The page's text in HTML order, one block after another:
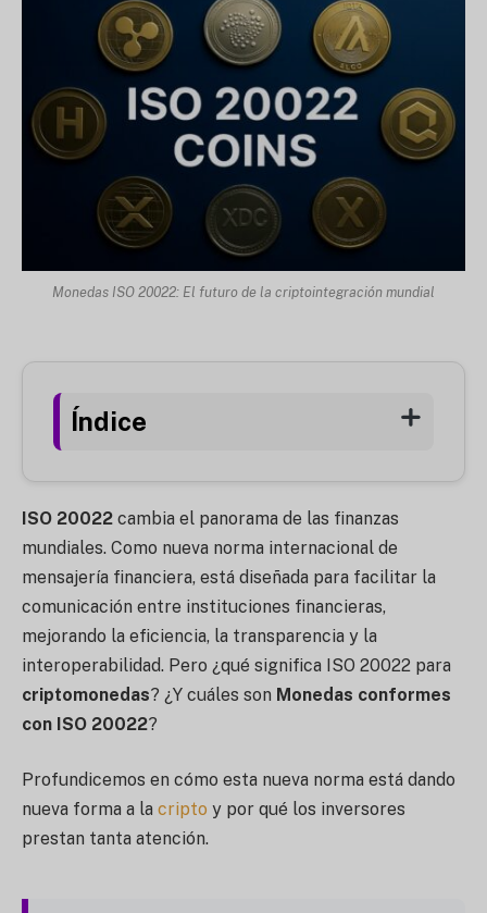
Monedas ISO 20022: El futuro de la criptointegración mundial
Índice
ISO 20022 cambia el panorama de las finanzas
mundiales. Como nueva norma internacional de
mensajería financiera, está diseñada para facilitar la
comunicación entre instituciones financieras,
mejorando la eficiencia, la transparencia y la
interoperabilidad. Pero ¿qué significa ISO 20022 para
criptomonedas? ¿Y cuáles son Monedas conformes
con ISO 20022?
Profundicemos en cómo esta nueva norma está dando
nueva forma a la cripto y por qué los inversores
prestan tanta atención.